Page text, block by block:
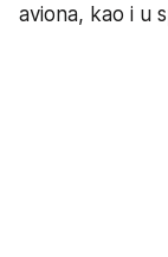
aviona, kao i u